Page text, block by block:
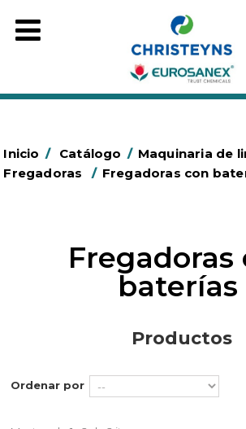
Inicio / Catálogo / Maquinaria de
Fregadoras
/ Fregadoras con
Fregadoras
baterías
Productos
Ordenar por